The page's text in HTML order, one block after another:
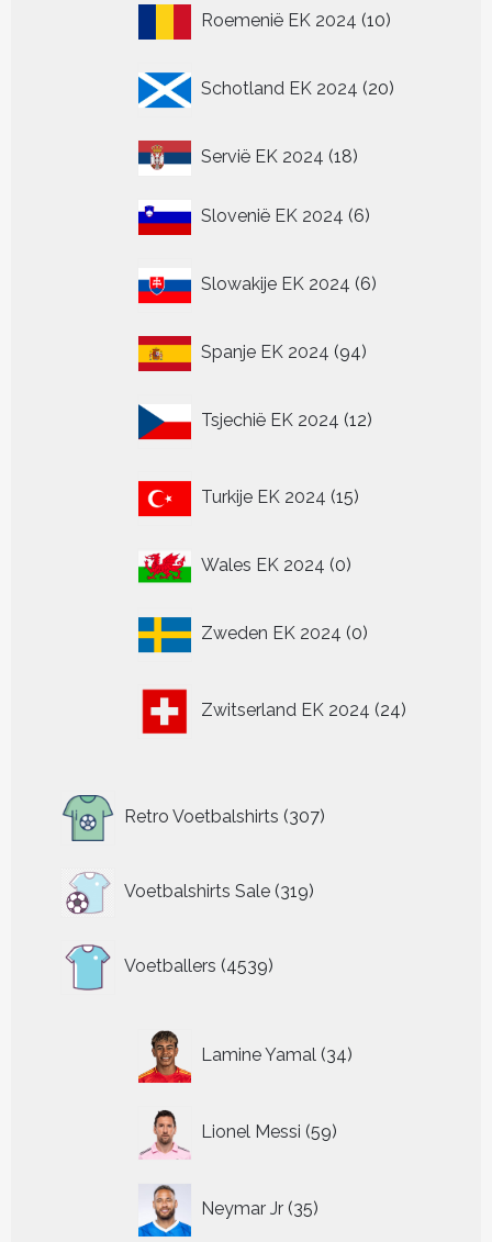
Roemenië EK 2024 1010
Schotland EK 2024 20
producten
Servië EK 2024 1818
Slovenië EK 2024 66
Slowakije EK 2024 6
producten
Spanje EK 2024 9494
Tsjechië EK 2024 12
producten
Turkije EK 2024 15
producten
Wales EK 2024 00
Zweden EK 2024 0
producten
Zwitserland EK 2024 24
producten
Retro Voetbalshirts 307
producten
Voetbalshirts Sale 319
319
producten
Voetballers 4539
producten
Lamine Yamal 34
producten
Lionel Messi 59
producten
Neymar Jr 35
producten